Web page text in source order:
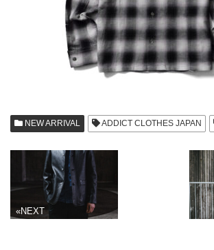
NEW ARRIVAL ADDICT CLOTHES JAPAN
«NEXT